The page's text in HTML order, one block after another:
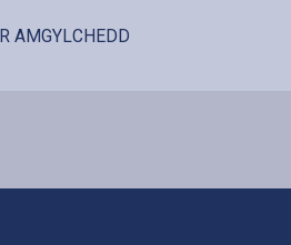
IECHYD YR AMGYLCHEDD